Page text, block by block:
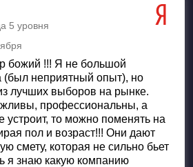
5 уровня
5
божий !!! Я не большой
(был неприятный опыт), но
лучших выборов на рынке.
профессиональны, а
устроит, то можно поменять на
пол и возраст!!! Они дают
смету, которая не сильно бьет
я знаю какую компанию